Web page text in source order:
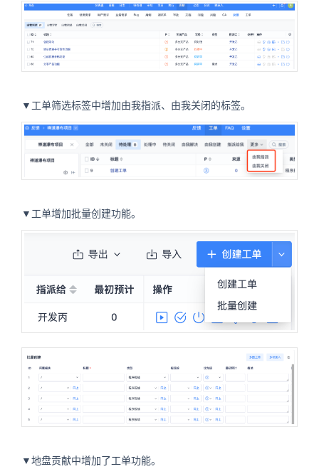
▼工单筛选标签中增加由我指派、由我关闭的标签。
▼工单增加批量创建功能。
▼地盘贡献中增加了工单功能。